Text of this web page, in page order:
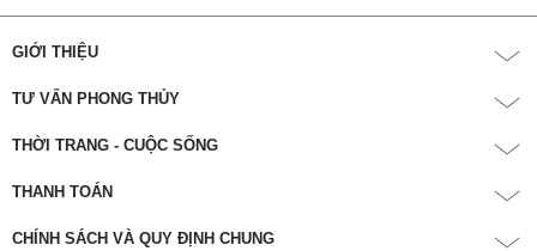
GIỚI THIỆU
TƯ VẤN PHONG THỦY
THỜI TRANG - CUỘC SỐNG
THANH TOÁN
CHÍNH SÁCH VÀ QUY ĐỊNH CHUNG